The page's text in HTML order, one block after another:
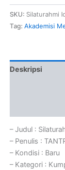
SKU: Silaturahmi
Tag: Akademisi
Deskripsi
– Judul :
– Penulis :
– Kondisi : Baru
– Kategori :